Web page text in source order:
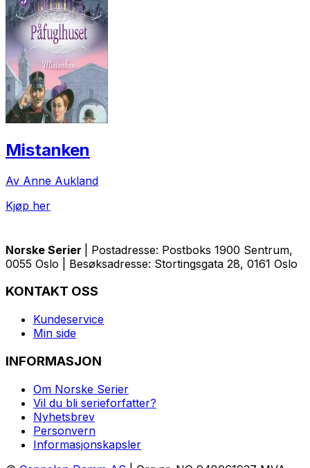
Mistanken
Av Anne Aukland
Kjøp her
Norske Serier
| Postadresse: Postboks 1900 Sentrum,
0055 Oslo | Besøksadresse: Stortingsgata 28, 0161 Oslo
KONTAKT OSS
Kundeservice
Min side
INFORMASJON
Om Norske Serier
Vil du bli serieforfatter?
Nyhetsbrev
Personvern
Informasjonskapsler